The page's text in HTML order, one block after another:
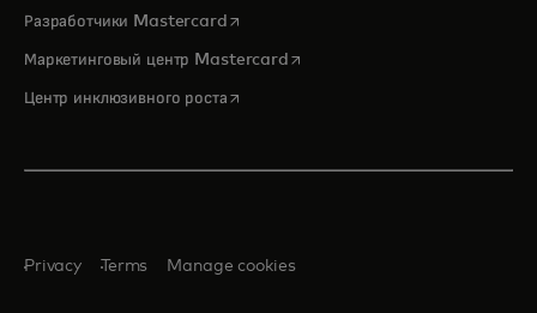
Разработчики Mastercardopens in a new tab
Маркетинговый центр Mastercardopens in a new tab
Центр инклюзивного ростаopens in a new tab
Privacy Terms Manage cookies